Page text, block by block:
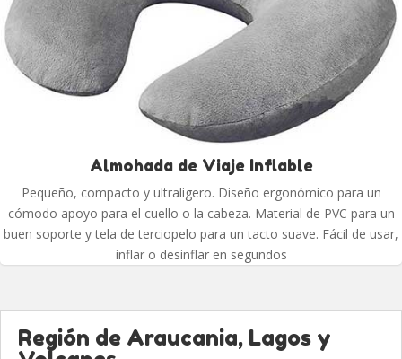
Almohada de Viaje Inflable
Pequeño, compacto y ultraligero. Diseño ergonómico para un
cómodo apoyo para el cuello o la cabeza. Material de PVC para un
buen soporte y tela de terciopelo para un tacto suave. Fácil de usar,
inflar o desinflar en segundos
Región de Araucania, Lagos y